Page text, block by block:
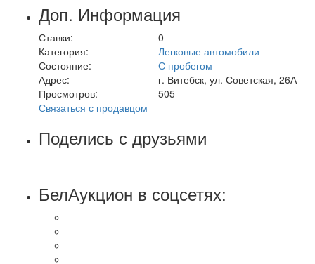
Доп. Информация
Ставки:
0
Категория:
Легковые автомобили
Состояние:
С пробегом
Адрес:
г. Витебск, ул. Советская, 26А
Просмотров:
505
Связаться с продавцом
Поделись с друзьями
БелАукцион в соцсетях: